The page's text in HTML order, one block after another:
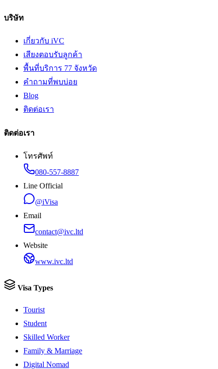
บริษัท
เกี่ยวกับ iVC
เสียงตอบรับลูกค้า
พื้นที่บริการ 77 จังหวัด
คำถามที่พบบ่อย
Blog
ติดต่อเรา
ติดต่อเรา
โทรศัพท์
080-557-8887
Line Official
@iVisa
Email
contact@ivc.ltd
Website
www.ivc.ltd
Visa Types
Tourist
Student
Skilled Worker
Family & Marriage
Digital Nomad